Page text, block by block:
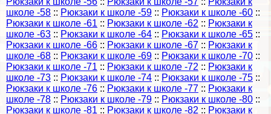
школе -58 :: Рюкзаки к школе -59 :: Рюкзаки к школе -60 ::
Рюкзаки к школе -61 :: Рюкзаки к школе -62 :: Рюкзаки к
школе -63 :: Рюкзаки к школе -64 :: Рюкзаки к школе -65 ::
Рюкзаки к школе -66 :: Рюкзаки к школе -67 :: Рюкзаки к
школе -68 :: Рюкзаки к школе -69 :: Рюкзаки к школе -70 ::
Рюкзаки к школе -71 :: Рюкзаки к школе -72 :: Рюкзаки к
школе -73 :: Рюкзаки к школе -74 :: Рюкзаки к школе -75 ::
Рюкзаки к школе -76 :: Рюкзаки к школе -77 :: Рюкзаки к
школе -78 :: Рюкзаки к школе -79 :: Рюкзаки к школе -80 ::
Рюкзаки к школе -81 :: Рюкзаки к школе -82 :: Рюкзаки к